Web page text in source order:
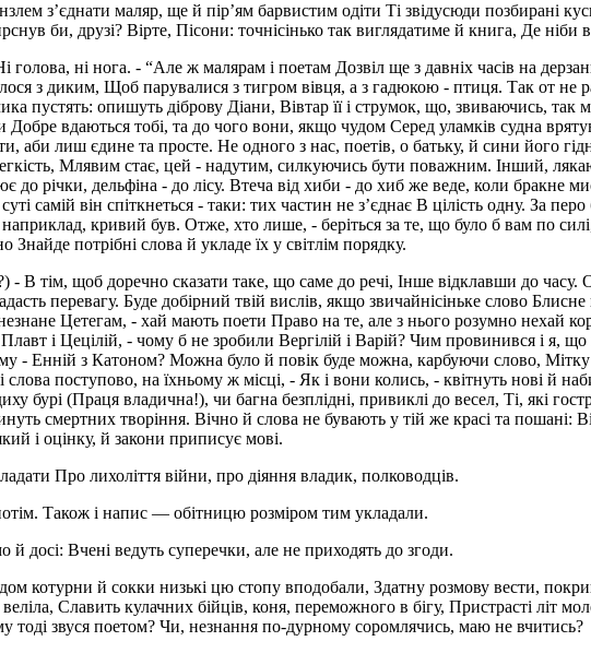
з’єднати маляр, ще й пір’ям барвистим одіти Ті звідусюди позбирані
би, друзі? Вірте, Пісони: точнісінько так виглядатиме й книга, Де ніби
голова, ні нога. - “Але ж малярам і поетам Дозвіл ще з давніх часів на
з диким, Щоб парувалися з тигром вівця, а з гадюкою - птиця. Так от не
пустять: опишуть діброву Діани, Вівтар її і струмок, що, звиваючись, так
вдаються тобі, та до чого вони, якщо чудом Серед уламків судна
лиш єдине та просте. Не одного з нас, поетів, о батьку, й сини його
Млявим стає, цей - надутим, силкуючись бути поважним. Інший,
до річки, дельфіна - до лісу. Втеча від хиби - до хиб же веде, коли бракне
самій він спіткнеться - таки: тих частин не з’єднає В цілість одну. За
кривий був. Отже, хто лише, - беріться за те, що було б вам по
потрібні слова й укладе їх у світлім порядку.
В тім, щоб доречно сказати таке, що саме до речі, Інше відклавши до часу.
перевагу. Буде добірний твій вислів, якщо звичайнісіньке слово Блисне
Цетегам, - хай мають поети Право на те, але з нього розумно нехай
і Цецілій, - чому б не зробили Вергілій і Варій? Чим провинився і я,
- Енній з Катоном? Можна було й повік буде можна, карбуючи слово,
слова поступово, на їхньому ж місці, - Як і вони колись, - квітнуть нові й
бурі (Праця владична!), чи багна безплідні, привиклі до весел, Ті, які
смертних творіння. Вічно й слова не бувають у тій же красі та
і оцінку, й закони приписує мові.
Про лихоліття війни, про діяння владик, полководців.
Також і напис — обітницю розміром тим укладали.
досі: Вчені ведуть суперечки, але не приходять до згоди.
котурни й сокки низькі цю стопу вподобали, Здатну розмову вести,
Славить кулачних бійців, коня, переможного в бігу, Пристрасті літ
звуся поетом? Чи, незнання по-дурному соромлячись, маю не вчитись?